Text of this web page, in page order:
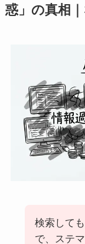
惑」の真相
検索して
で、ステ